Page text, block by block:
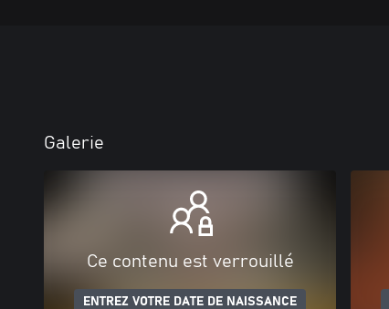
Galerie
Ce contenu est verrouillé
ENTREZ VOTRE DATE DE NAISSANCE